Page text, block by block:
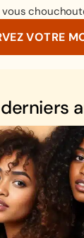
VOTRE